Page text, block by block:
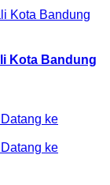
Kota Bandung